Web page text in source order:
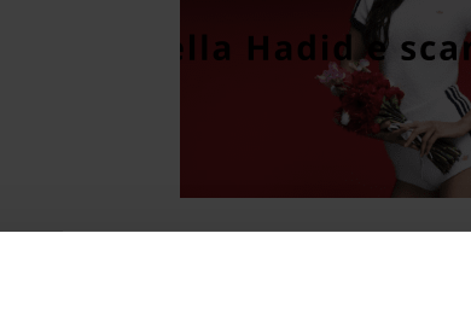
Bella Hadid e Adidas: la moda